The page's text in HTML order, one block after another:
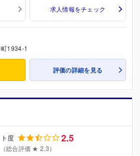
求人情報をチェック
1934-1
評価の詳細を見る
度 2.5
（総合評価 ★ 2.3）